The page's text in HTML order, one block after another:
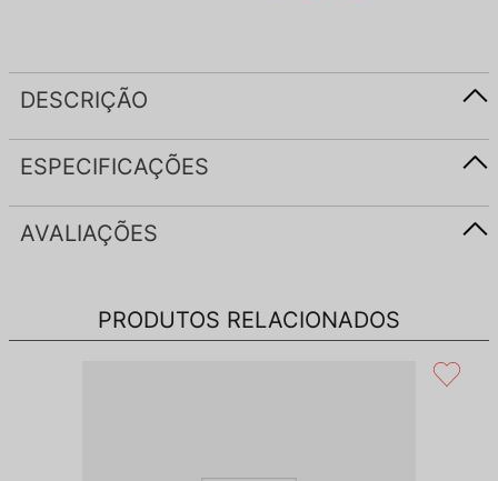
DESCRIÇÃO
ESPECIFICAÇÕES
AVALIAÇÕES
PRODUTOS RELACIONADOS